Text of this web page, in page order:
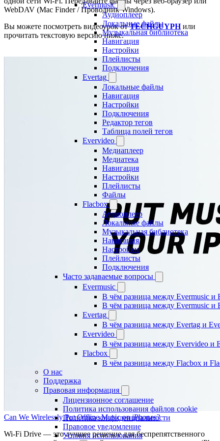
Evermusic
Аудиоплеер
Локальные файлы
Музыкальная библиотека
Навигация
Настройки
Плейлисты
Подключения
Evertag
Локальные файлы
Навигация
Настройки
Подключения
Редактор тегов
Таблица полей тегов
Evervideo
Медиаплеер
Медиатека
Навигация
Настройки
Плейлисты
Файлы
Flacbox
Аудиоплеер
Локальные файлы
Музыкальная библиотека
Навигация
Настройки
Плейлисты
Подключения
Часто задаваемые вопросы
Evermusic
В чём разница между Evermusic и
В чём разница между Evermusic и
Evertag
В чём разница между Evertag и
Evervideo
В чём разница между Evervideo и
Flacbox
В чём разница между Flacbox и
О нас
Поддержка
Правовая информация
Лицензионное соглашение
Политика использования файлов cookie
Политика конфиденциальности
Правовое уведомление
Условия использования
WebDAV (Mac Finder / Проводник Windows).
Вы можете посмотреть видеоурок отTECHGUYPHили
прочитать текстовую версию ниже.
Can We Wirelessly Put Offline Music on iPhones?
Wi-Fi Drive — это лучшее решение для беспрепятственного